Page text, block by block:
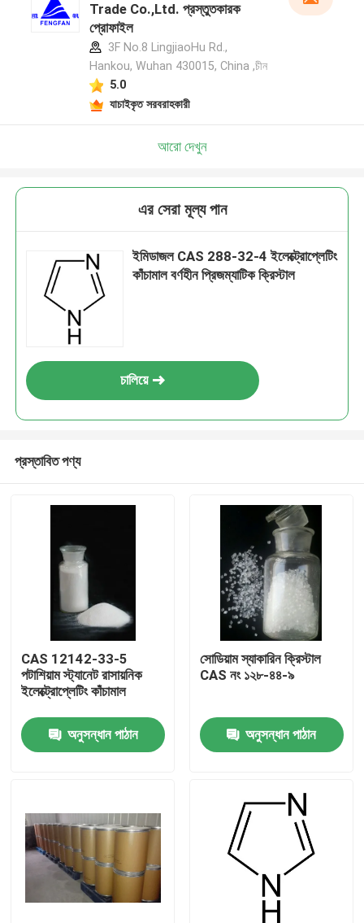
বাড়ি
পণ্য
Trade Co.,Ltd. প্রস্তুতকারক
প্রোফাইল
3F No.8 LingjiaoHu Rd.,
Hankou, Wuhan 430015, China ,চীন
5.0
যাচাইকৃত সরবরাহকারী
আরো দেখুন
এর সেরা মূল্য পান
ইমিডাজল CAS 288-32-4 ইলেক্ট্রোপ্লেটিং
কাঁচামাল বর্ণহীন প্রিজম্যাটিক ক্রিস্টাল
চালিয়ে
প্রস্তাবিত পণ্য
CAS 12142-33-5
পটাশিয়াম স্ট্যানেট রাসায়নিক
ইলেক্ট্রোপ্লেটিং কাঁচামাল
অনুসন্ধান পাঠান
সোডিয়াম স্যাকারিন ক্রিস্টাল
CAS নং ১২৮-৪৪-৯
অনুসন্ধান পাঠান